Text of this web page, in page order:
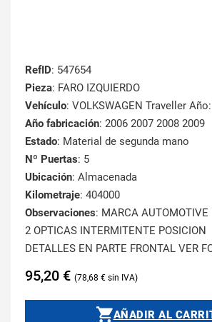
RefID: 547654
Pieza: FARO IZQUIERDO
Vehículo: VOLKSWAGEN Traveller
Año fabricación: 2006 2007 2008 2009
Estado: Material de segunda mano
Nº Puertas: 5
Ubicación: Almacenada
Kilometraje: 404000
Observaciones: MARCA AUTOMOTIVE
2 OPTICAS INTERMITENTE POSICION
DETALLES EN PARTE FRONTAL VER
95,20 € 78,68 €
AÑADIR AL